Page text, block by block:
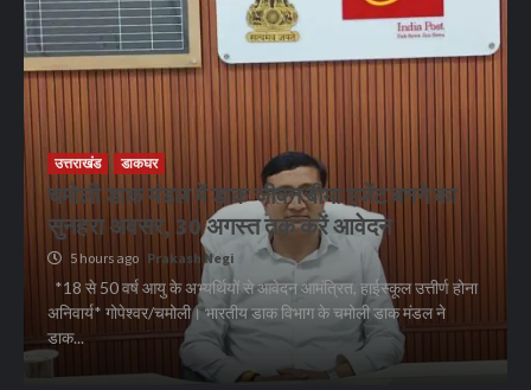
SGRRU उत्तराखंड
डॉ. पंकज गर्ग एसोसिएशन ऑफ ब्रेस्ट सर्जन्स ऑफ
इंडिया के निदेशक (शिक्षा), उत्तर क्षेत्र निर्वाचित
16 hours ago Prakash Negi
डॉ. पंकज गर्ग एसोसिएशन ऑफ ब्रेस्ट सर्जन्स ऑफ इंडिया के निदेशक (शिक्षा),
उत्तर क्षेत्र निर्वाचित देहरादून: श्री महंत इन्दिरेश अस्पताल एवं एसजीआरआर
इंस्टीट्यूट ऑफ मेडिकल...